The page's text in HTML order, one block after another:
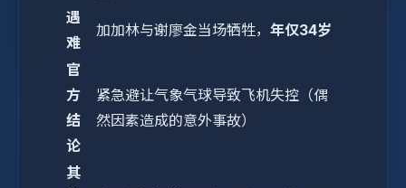
遇
难
加加林与谢廖金当场牺牲， 年仅34岁
官
方
结
论
紧急避让气象气球导致飞机失控（偶
然因素造成的意外事故）
其